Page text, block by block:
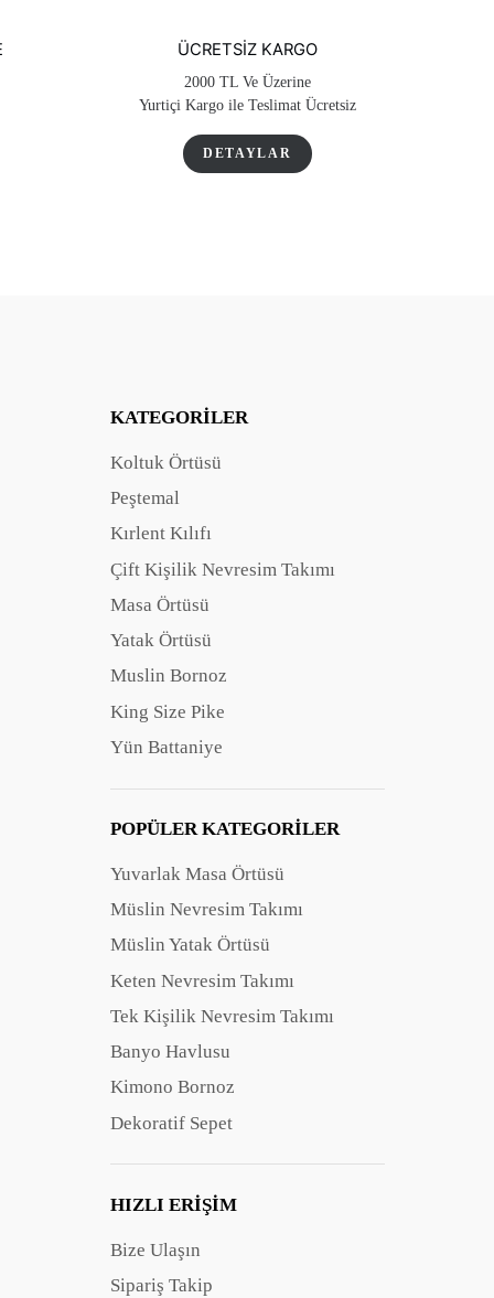
ÜCRETSIZ KARGO
2000 TL Ve Üzerine
Yurtiçi Kargo ile Teslimat Ücretsiz
DETAYLAR
KATEGORILER
Koltuk Örtüsü
Peştemal
Kırlent Kılıfı
Çift Kişilik Nevresim Takımı
Masa Örtüsü
Yatak Örtüsü
Muslin Bornoz
King Size Pike
Yün Battaniye
POPÜLER KATEGORILER
Yuvarlak Masa Örtüsü
Müslin Nevresim Takımı
Müslin Yatak Örtüsü
Keten Nevresim Takımı
Tek Kişilik Nevresim Takımı
Banyo Havlusu
Kimono Bornoz
Dekoratif Sepet
HIZLI ERIŞIM
Bize Ulaşın
Sipariş Takip